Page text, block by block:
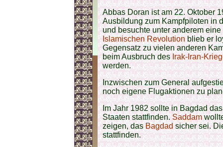
Abbas Doran ist am 22. Oktober
Ausbildung zum Kampfpiloten in
und besuchte unter anderem
Islamischen Revolutionblieb er
Gegensatz zu vielen anderen
beim Ausbruch desIrak-Iran-
werden.
Inzwischen zum General
noch eigene Flugaktionen zu
Im Jahr 1982 sollte in Bagdad
Staaten stattfinden.Saddam
zeigen, dasBagdadsicher sei.
stattfinden.